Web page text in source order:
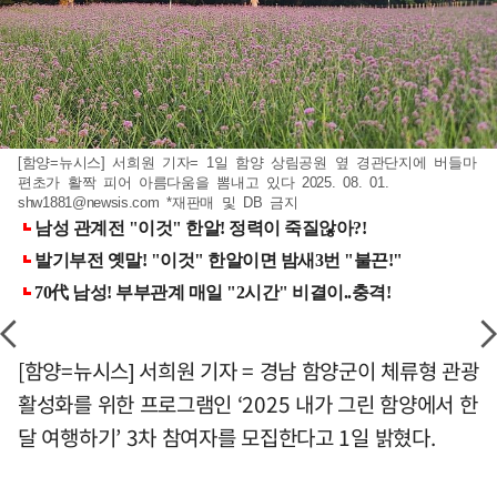
[함양=뉴시스] 서희원 기자= 1일 함양 상림공원 옆 경관단지에 버들마
편초가 활짝 피어 아름다움을 뽐내고 있다 2025. 08. 01.
shw1881@newsis.com *재판매 및 DB 금지
[함양=뉴시스] 서희원 기자 = 경남 함양군이 체류형 관광
활성화를 위한 프로그램인 ‘2025 내가 그린 함양에서 한
달 여행하기’ 3차 참여자를 모집한다고 1일 밝혔다.